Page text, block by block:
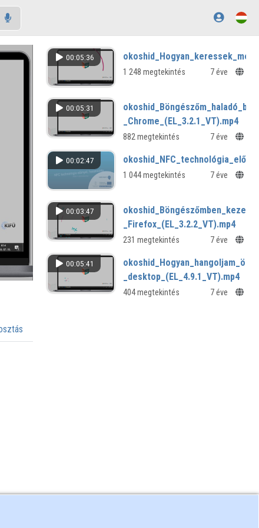
00:05:36
1 248 megtekintés 7 éve
00:05:31
_Chrome_(EL_3.2.1_VT).mp4
882 megtekintés 7 éve
00:02:47
1 044 megtekintés 7 éve
00:03:47
_Firefox_(EL_3.2.2_VT).mp4
231 megtekintés 7 éve
00:05:41
_desktop_(EL_4.9.1_VT).mp4
404 megtekintés 7 éve